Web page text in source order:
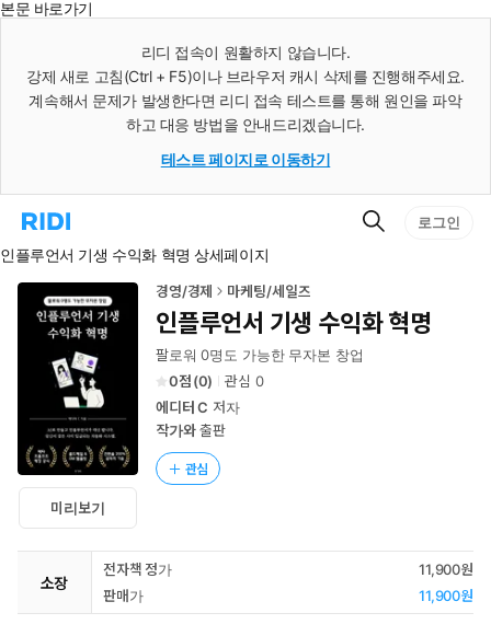
본문 바로가기
리디 접속이 원활하지 않습니다.
강제 새로 고침(Ctrl + F5)이나 브라우저 캐시 삭제를 진행해주세요.
계속해서 문제가 발생한다면 리디 접속 테스트를 통해 원인을 파악
하고 대응 방법을 안내드리겠습니다.
테스트 페이지로 이동하기
리
홈
로
검
로그인
인플루언서 기생 수익화 혁명 상세페이지
미리보기
경영/경제 마케팅/세일즈
인플루언서 기생 수익화 혁명
팔로워 0명도 가능한 무자본 창업
0
(0) 관심 0
에디터 C 저자
작가와출판
관심
소장
전자책 정가
11,900원
판매가
11,900원